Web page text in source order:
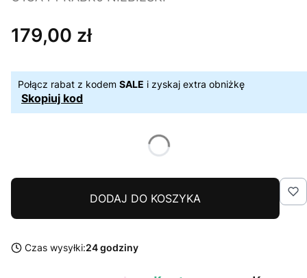
Cena
179,00 zł
Połącz rabat z kodem SALE i zyskaj extra obniżkę
Skopiuj kod
DODAJ DO KOSZYKA
Czas wysyłki:24 godziny